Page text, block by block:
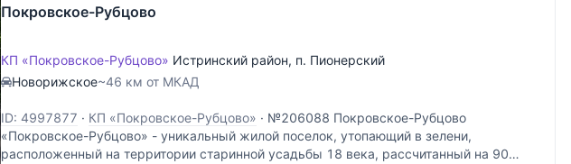
Покровское-Рубцово
КП «Покровское-Рубцово» Истринский район, п. Пионерский
Новорижское~46 км от МКАД
ID: 4997877 · КП «Покровское-Рубцово» · №206088 Покровское-Рубцово
«Покровское-Рубцово» - уникальный жилой поселок, утопающий в зелени,
расположенный на территории старинной усадьбы 18 века, рассчитанный на 90